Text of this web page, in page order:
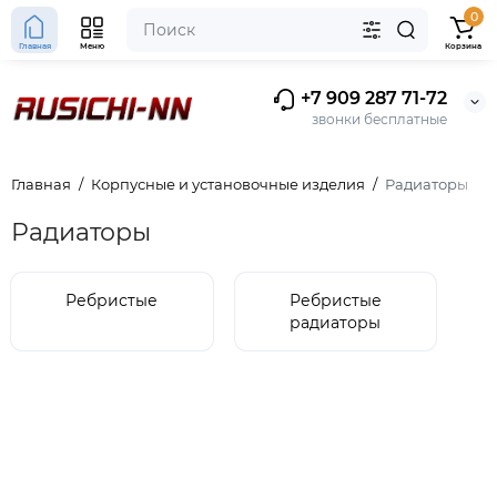
+7 909 287 71-72
звонки бесплатные
Главная Меню
0
Корзина
Главная Корпусные и установочные изделия Радиаторы
Радиаторы
Ребристые
Ребристые
радиаторы